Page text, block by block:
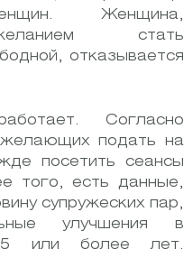
Женщина,
стать
отказывается
Согласно
желающих подать на
посетить сеансы
того, есть данные,
супружеских пар,
улучшения в
5 или более лет.